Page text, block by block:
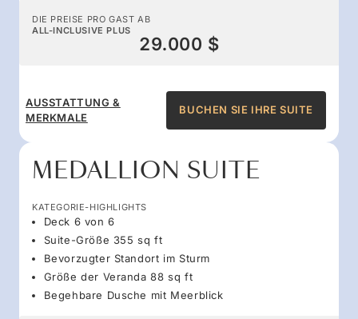
DIE PREISE PRO GAST AB
ALL-INCLUSIVE PLUS
29.000 $
AUSSTATTUNG &
MERKMALE
BUCHEN SIE IHRE SUITE
MEDALLION SUITE
KATEGORIE-HIGHLIGHTS
Deck 6 von 6
Suite-Größe 355 sq ft
Bevorzugter Standort im Sturm
Größe der Veranda 88 sq ft
Begehbare Dusche mit Meerblick